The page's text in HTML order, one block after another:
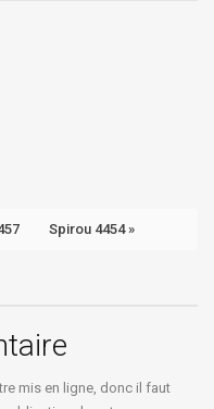
Spirou 4454 »
mis en ligne, donc il faut